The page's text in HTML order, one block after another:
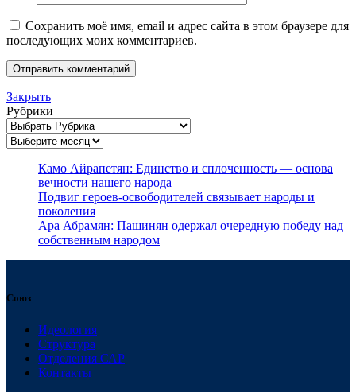
Сохранить моё имя, email и адрес сайта в этом браузере для
последующих моих комментариев.
Закрыть
Рубрики
Архивы
Камо Айрапетян: Единство и сплоченность — основа
вечности нашего народа
Подвиг героев-освободителей связывает народы и
поколения
Ара Абрамян: Пашинян одержал очередную победу над
собственным народом
Союз
Идеология
Структура
Отделения САР
Контакты